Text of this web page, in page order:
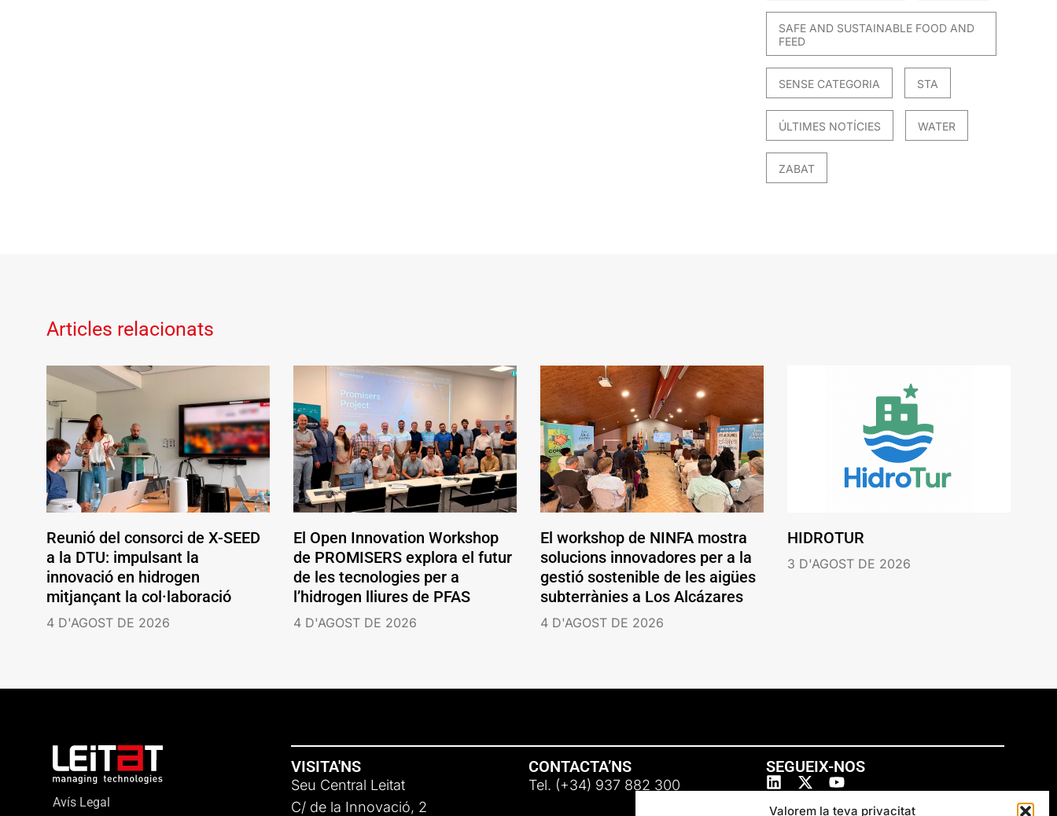
Valorem la teva privacitat
SAFE AND SUSTAINABLE FOOD AND
FEED
SENSE CATEGORIA STA
ÚLTIMES NOTÍCIES WATER
ZABAT
Articles relacionats
Reunió del consorci de X-SEED
a la DTU: impulsant la
innovació en hidrogen
mitjançant la col·laboració
4 D'AGOST DE 2026
El Open Innovation Workshop
de PROMISERS explora el futur
de les tecnologies per a
l’hidrogen lliures de PFAS
4 D'AGOST DE 2026
El workshop de NINFA mostra
solucions innovadores per a la
gestió sostenible de les aigües
subterrànies a Los Alcázares
4 D'AGOST DE 2026
HIDROTUR
3 D'AGOST DE 2026
Avís Legal
VISITA'NS
Seu Central Leitat
C/ de la Innovació, 2
CONTACTA’NS
Tel. (+34) 937 882 300
SEGUEIX-NOS